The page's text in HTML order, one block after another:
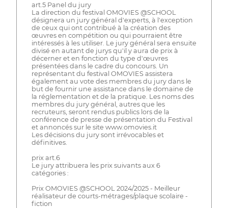
art.5 Panel du jury
La direction du festival OMOVIES @SCHOOL
désignera un jury général d'experts, à l'exception
de ceux qui ont contribué à la création des
œuvres en compétition ou qui pourraient être
intéressés à les utiliser. Le jury général sera ensuite
divisé en autant de jurys qu'il y aura de prix à
décerner et en fonction du type d'œuvres
présentées dans le cadre du concours. Un
représentant du festival OMOVIES assistera
également au vote des membres du jury dans le
but de fournir une assistance dans le domaine de
la réglementation et de la pratique. Les noms des
membres du jury général, autres que les
recruteurs, seront rendus publics lors de la
conférence de presse de présentation du Festival
et annoncés sur le site www.omovies.it
Les décisions du jury sont irrévocables et
définitives.
prix art.6
Le jury attribuera les prix suivants aux 6
catégories :
Prix OMOVIES @SCHOOL 2024/2025 - Meilleur
réalisateur de courts-métrages/plaque scolaire -
fiction